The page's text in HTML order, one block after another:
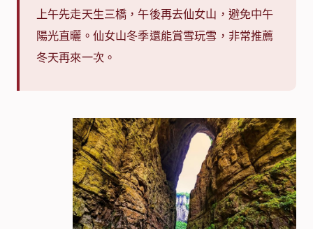
上午先走天生三橋，午後再去仙女山，避免中午
陽光直曬。仙女山冬季還能賞雪玩雪，非常推薦
冬天再來一次。